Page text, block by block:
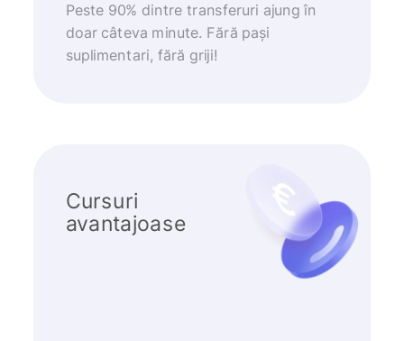
Peste 90% dintre transferuri ajung în
doar câteva minute. Fără pași
suplimentari, fără griji!
Cursuri
avantajoase